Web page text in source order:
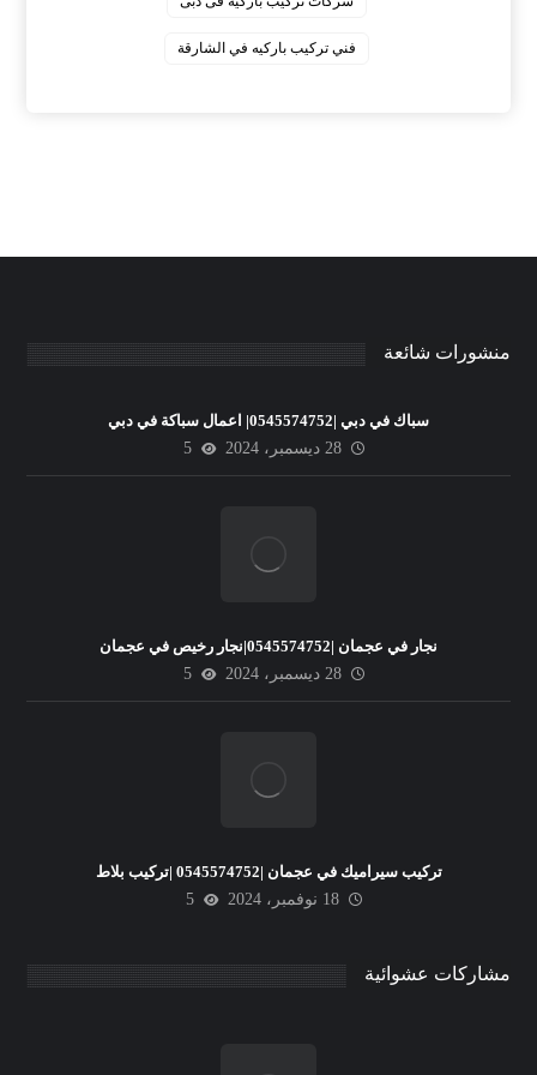
‏فني تركيب باركيه في الشارقة
منشورات شائعة
سباك في دبي |0545574752| اعمال سباكة في دبي
28 ديسمبر، 2024
5
نجار في عجمان |0545574752|نجار رخيص في عجمان
28 ديسمبر، 2024
5
تركيب سيراميك في عجمان |0545574752 |تركيب بلاط
18 نوفمبر، 2024
5
مشاركات عشوائية